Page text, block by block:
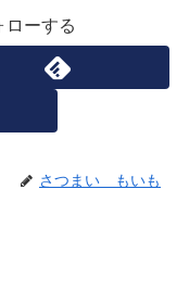
ーする
さつまい もいも